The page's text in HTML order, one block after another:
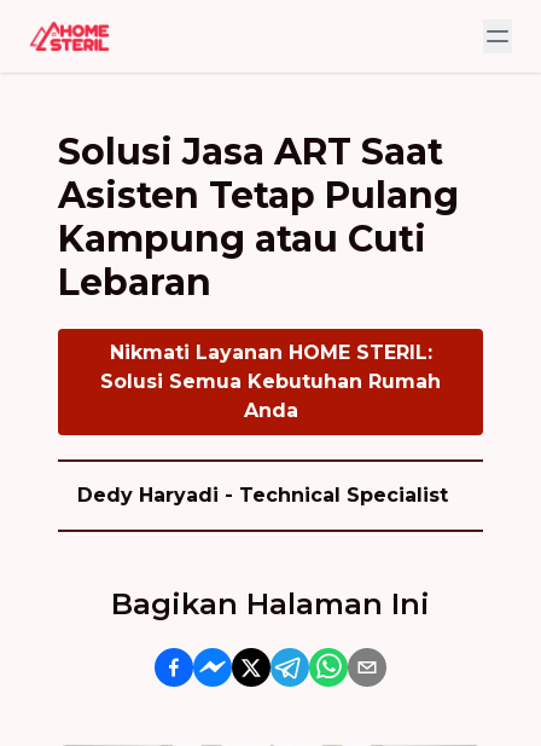
Solusi Jasa ART Saat
Asisten Tetap Pulang
Kampung atau Cuti
Lebaran
Nikmati Layanan HOME STERIL:
Solusi Semua Kebutuhan Rumah
Anda
Dedy Haryadi - Technical Specialist
Bagikan Halaman Ini